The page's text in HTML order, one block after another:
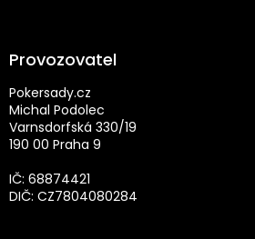
Provozovatel
Pokersady.cz
Michal Podolec
Varnsdorfská 330/19
190 00 Praha 9
IČ: 68874421
DIČ: CZ7804080284